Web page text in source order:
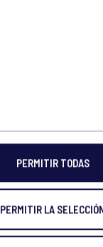
PERMITIR TODAS
PERMITIR LA